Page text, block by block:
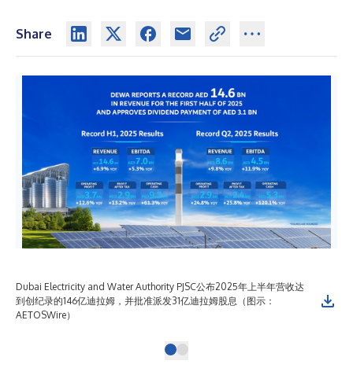
Share
Dubai Electricity and Water Authority PJSC公布2025年上半年营收达
到创纪录的146亿迪拉姆，并批准派发31亿迪拉姆股息（图示：
AETOSWire）